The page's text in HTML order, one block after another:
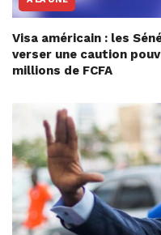
Visa américain : les
verser une caution
millions de FCFA